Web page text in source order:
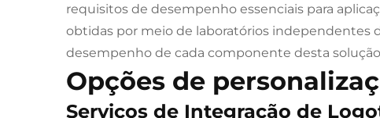
requisitos de desempenho essenciais para
obtidas por meio de laboratórios independentes
desempenho de cada componente desta
Opções de
Serviços de Integração de